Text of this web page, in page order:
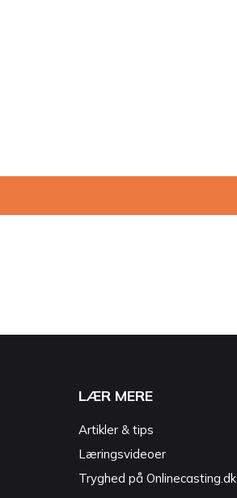
LÆR MERE
Artikler & tips
Læringsvideoer
Tryghed på Onlinecasting.dk